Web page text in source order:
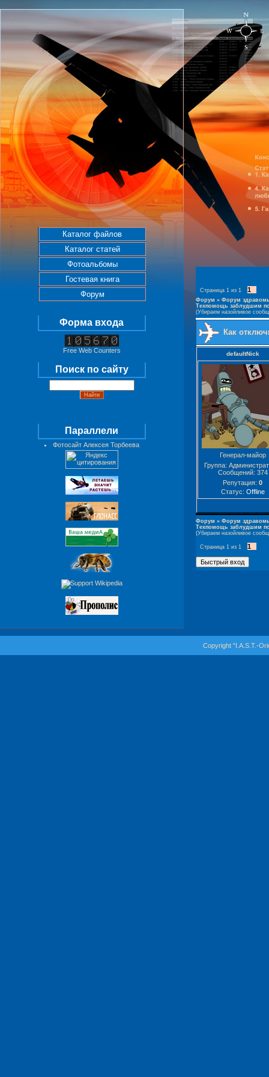
Каталог файлов
Каталог статей
Фотоальбомы
Гостевая книга
Форум
Форма входа
Free Web Counters
Поиск по сайту
Параллели
Фотосайт Алексея Торбеева
Страница 1 из 1 1
Форум » Форум
Техпомощь заблудшим
(Убираем назойливое
Как
defaultNick
Генерал-майор
Группа:
Сообщений: 374
Репутация:0
Статус: Offline
Форум » Форум
Техпомощь заблудшим
(Убираем назойливое
Страница 1 из 1 1
Copyright "I.A.S.T.-